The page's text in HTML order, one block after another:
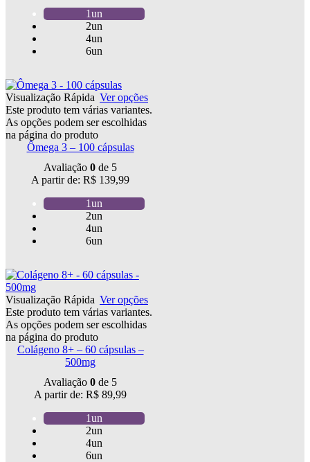
1un
2un
4un
6un
Visualização Rápida Ver opções
Este produto tem várias variantes.
As opções podem ser escolhidas
na página do produto
Ômega 3 – 100 cápsulas
Avaliação 0 de 5
A partir de: R$ 139,99
1un
2un
4un
6un
Visualização Rápida Ver opções
Este produto tem várias variantes.
As opções podem ser escolhidas
na página do produto
Colágeno 8+ – 60 cápsulas –
500mg
Avaliação 0 de 5
A partir de: R$ 89,99
1un
2un
4un
6un